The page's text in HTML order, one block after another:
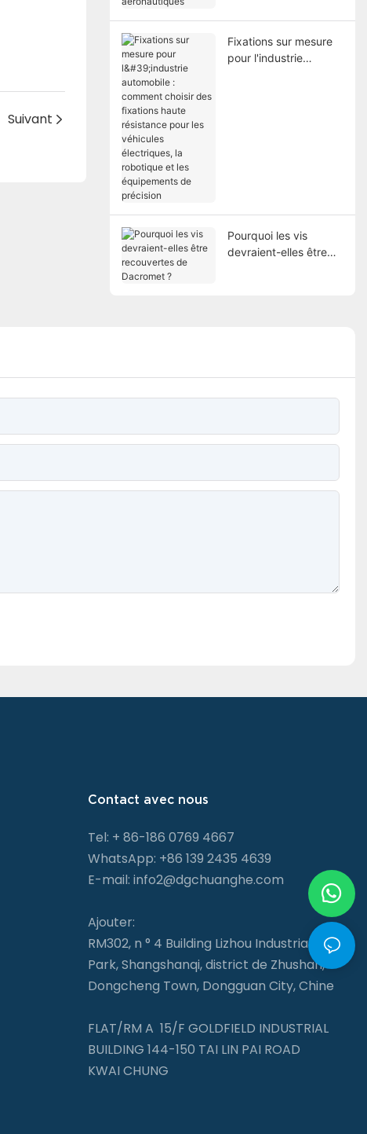
Suivant
Fixations sur mesure
pour l'industrie
Pourquoi les vis
devraient-elles être
Contact avec nous
Tel: + 86-186 0769 4667
WhatsApp: +86 139 2435 4639
E-mail: info2@dgchuanghe.com
Ajouter:
RM302, n ° 4 Building Lizhou Industrial
Park, Shangshanqi, district de Zhushan,
Dongcheng Town, Dongguan City, Chine
FLAT/RM A 15/F GOLDFIELD INDUSTRIAL
BUILDING 144-150 TAI LIN PAI ROAD
KWAI CHUNG